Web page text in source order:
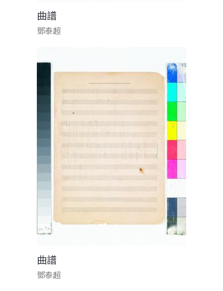
曲譜
鄧泰超
曲譜
鄧泰超